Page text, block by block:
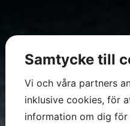
Samtycke till
Vi och våra partners
inklusive cookies, för
information om dig för